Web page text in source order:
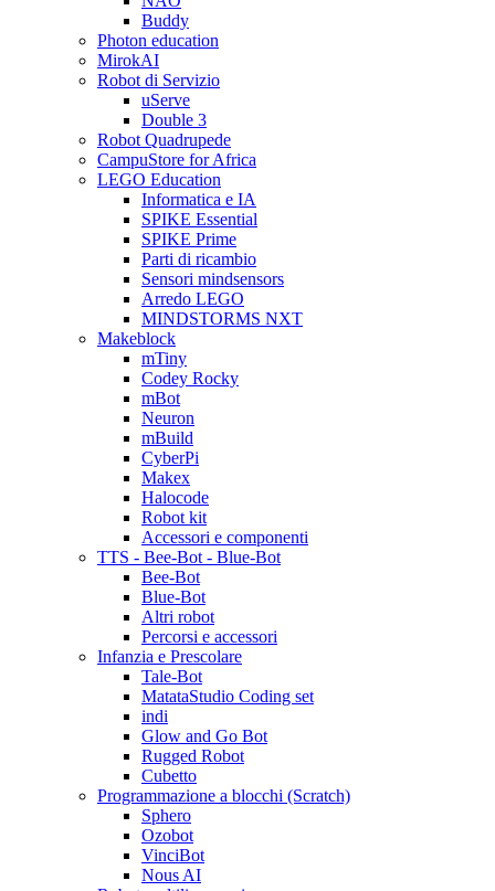
Buddy
Photon education
MirokAI
Robot di Servizio
uServe
Double 3
Robot Quadrupede
CampuStore for Africa
LEGO Education
Informatica e IA
SPIKE Essential
SPIKE Prime
Parti di ricambio
Sensori mindsensors
Arredo LEGO
MINDSTORMS NXT
Makeblock
mTiny
Codey Rocky
mBot
Neuron
mBuild
CyberPi
Makex
Halocode
Robot kit
Accessori e componenti
TTS - Bee-Bot - Blue-Bot
Bee-Bot
Blue-Bot
Altri robot
Percorsi e accessori
Infanzia e Prescolare
Tale-Bot
MatataStudio Coding set
indi
Glow and Go Bot
Rugged Robot
Cubetto
Programmazione a blocchi (Scratch)
Sphero
Ozobot
VinciBot
Nous AI